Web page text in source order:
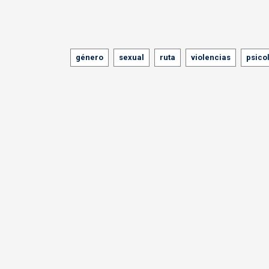
Tags
género sexual ruta violencias